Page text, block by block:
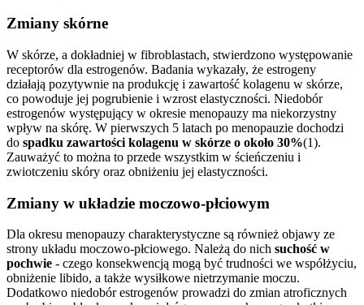
Zmiany skórne
W skórze, a dokładniej w fibroblastach, stwierdzono występowanie
receptorów dla estrogenów. Badania wykazały, że estrogeny
działają pozytywnie na produkcję i zawartość kolagenu w skórze,
co powoduje jej pogrubienie i wzrost elastyczności. Niedobór
estrogenów występujący w okresie menopauzy ma niekorzystny
wpływ na skórę. W pierwszych 5 latach po menopauzie dochodzi
do spadku zawartości kolagenu w skórze o około 30%(1).
Zauważyć to można to przede wszystkim w ścieńczeniu i
zwiotczeniu skóry oraz obniżeniu jej elastyczności.
Zmiany w układzie moczowo-płciowym
Dla okresu menopauzy charakterystyczne są również objawy ze
strony układu moczowo-płciowego. Należą do nich suchość w
pochwie - czego konsekwencją mogą być trudności we współżyciu,
obniżenie libido, a także wysiłkowe nietrzymanie moczu.
Dodatkowo niedobór estrogenów prowadzi do zmian atroficznych